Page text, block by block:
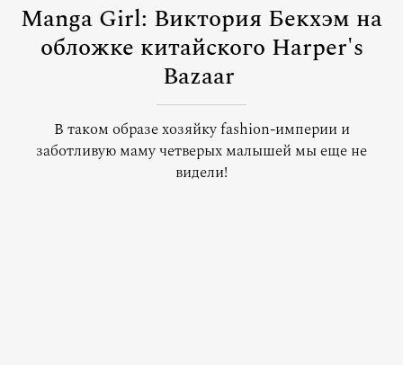
Manga Girl: Виктория Бекхэм на
обложке китайского Harper's
Bazaar
В таком образе хозяйку fashion-империи и
заботливую маму четверых малышей мы еще не
видели!